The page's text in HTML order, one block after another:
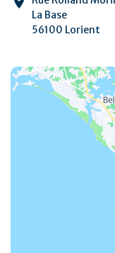
La Base
56100 Lorient